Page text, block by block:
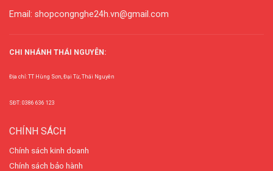
Email: shopcongnghe24h.vn@gmail.com
CHI NHÁNH THÁI NGUYÊN:
Địa chỉ: TT Hùng Sơn, Đại Từ, Thái Nguyên
SĐT: 0386 636 123
CHÍNH SÁCH
Chính sách kinh doanh
Chính sách bảo hành